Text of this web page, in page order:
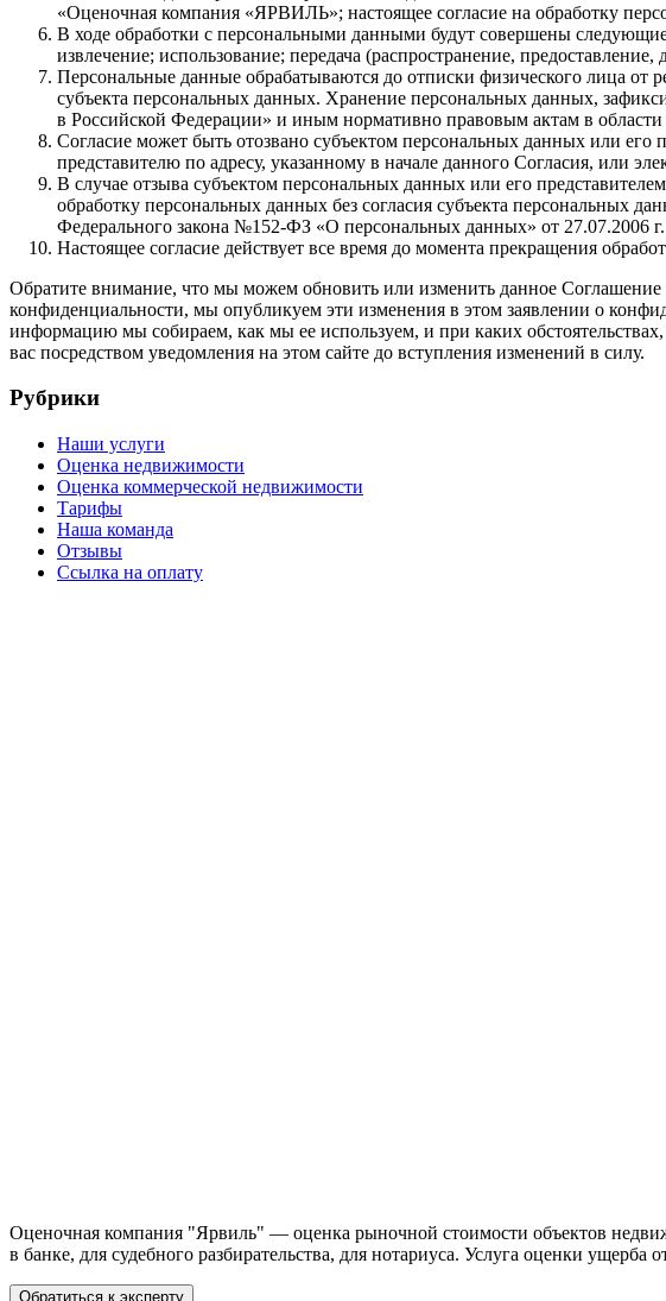
«Оценочная компания «ЯРВИЛЬ»; настоящее согласие на обработку
В ходе обработки с персональными данными будут совершены
извлечение; использование; передача (распространение,
Персональные данные обрабатываются до отписки физического лица
субъекта персональных данных. Хранение персональных данных,
в Российской Федерации» и иным нормативно правовым актам в области
Согласие может быть отозвано субъектом персональных данных или
представителю по адресу, указанному в начале данного Согласия, или
В случае отзыва субъектом персональных данных или его
обработку персональных данных без согласия субъекта персональных
Федерального закона №152-ФЗ «О персональных данных» от 27.07.2006 г.
Настоящее согласие действует все время до момента прекращения
Обратите внимание, что мы можем обновить или изменить данное Соглашение
конфиденциальности, мы опубликуем эти изменения в этом заявлении о
информацию мы собираем, как мы ее используем, и при каких
вас посредством уведомления на этом сайте до вступления изменений в силу.
Рубрики
Наши услуги
Оценка недвижимости
Оценка коммерческой недвижимости
Тарифы
Наша команда
Отзывы
Ссылка на оплату
Оценочная компания "Ярвиль" — оценка рыночной стоимости объектов
в банке, для судебного разбирательства, для нотариуса. Услуга оценки
Обратиться к эксперту